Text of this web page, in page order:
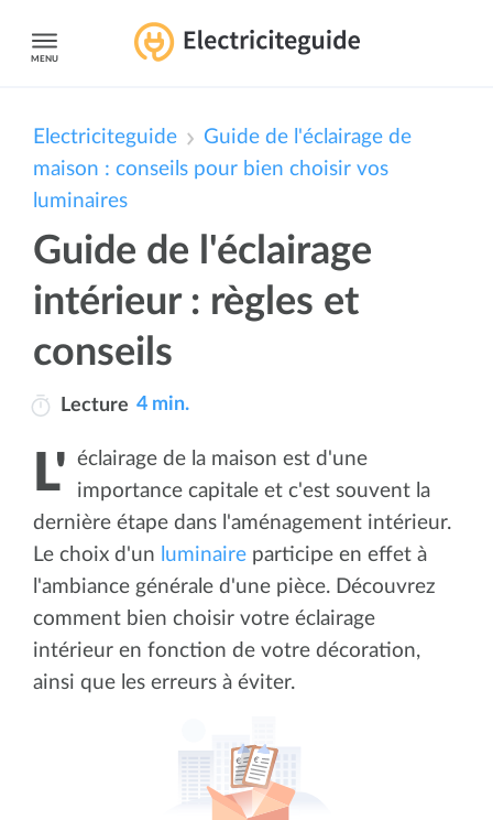
MENU
Electriciteguide
Guide de l'éclairage de
maison : conseils pour bien choisir vos
luminaires
Guide de l'éclairage
intérieur : règles et
conseils
Lecture 4 min.
L'éclairage de la maison est d'une
importance capitale et c'est souvent la
dernière étape dans l'aménagement intérieur.
Le choix d'un luminaire participe en effet à
l'ambiance générale d'une pièce. Découvrez
comment bien choisir votre éclairage
intérieur en fonction de votre décoration,
ainsi que les erreurs à éviter.